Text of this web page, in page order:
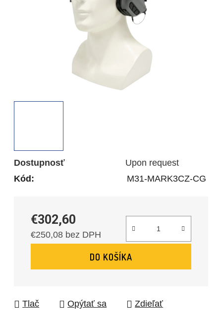
Dostupnosť
Upon request
Kód:
M31-MARK3CZ-CG
€302,60
€250,08 bez DPH
Jednotková cena:DO KOŠÍKA
Tlač Opýtať sa Zdieľať